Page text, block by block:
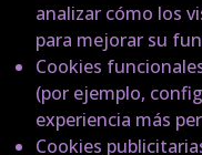
analizar cómo los
para mejorar su
Cookies
(por ejemplo,
experiencia más
Cookies